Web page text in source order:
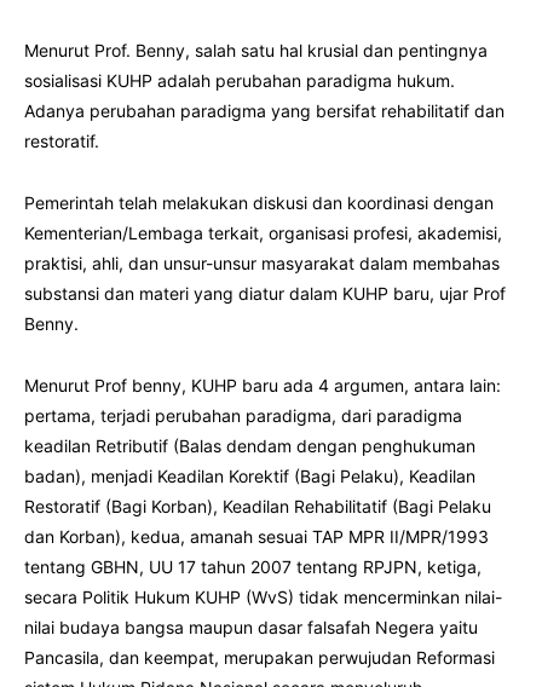
Menurut Prof. Benny, salah satu hal krusial dan pentingnya
sosialisasi KUHP adalah perubahan paradigma hukum.
Adanya perubahan paradigma yang bersifat rehabilitatif dan
restoratif.
Pemerintah telah melakukan diskusi dan koordinasi dengan
Kementerian/Lembaga terkait, organisasi profesi, akademisi,
praktisi, ahli, dan unsur-unsur masyarakat dalam membahas
substansi dan materi yang diatur dalam KUHP baru, ujar Prof
Benny.
Menurut Prof benny, KUHP baru ada 4 argumen, antara lain:
pertama, terjadi perubahan paradigma, dari paradigma
keadilan Retributif (Balas dendam dengan penghukuman
badan), menjadi Keadilan Korektif (Bagi Pelaku), Keadilan
Restoratif (Bagi Korban), Keadilan Rehabilitatif (Bagi Pelaku
dan Korban), kedua, amanah sesuai TAP MPR II/MPR/1993
tentang GBHN, UU 17 tahun 2007 tentang RPJPN, ketiga,
secara Politik Hukum KUHP (WvS) tidak mencerminkan nilai-
nilai budaya bangsa maupun dasar falsafah Negera yaitu
Pancasila, dan keempat, merupakan perwujudan Reformasi